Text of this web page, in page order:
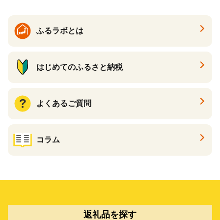
ふるラボとは
はじめてのふるさと納税
よくあるご質問
コラム
返礼品を探す